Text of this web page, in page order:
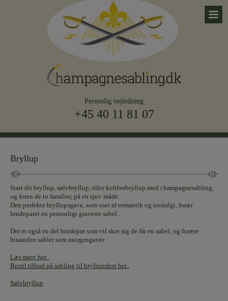
Personlig vejledning
+45 40 11 81 07
Bryllup
Start dit bryllup, sølvbryllup, eller kobberbryllup med champagnesabling,
og foren de to familier, på en sjov måde..
Den perfekte bryllupsgave, som oser af romantik og nostalgi, forær
brudeparet en personligt graveret sabel.
Der er også en del brudepar som vil skre sig de får en sabel, og forære
hinanden sabler som morgengaver.
Læs mere her..
Bestil tilbud på sabling til bryllupsfest her..
Sølvbryllup